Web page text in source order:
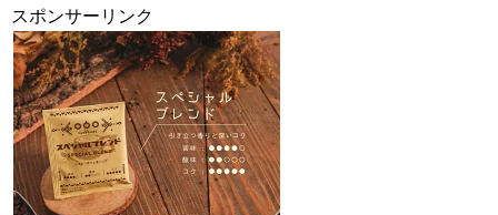
スポンサーリンク